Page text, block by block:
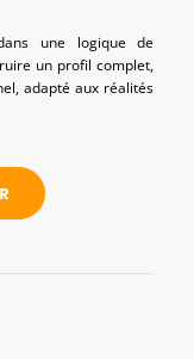
une logique de
un profil complet,
adapté aux réalités